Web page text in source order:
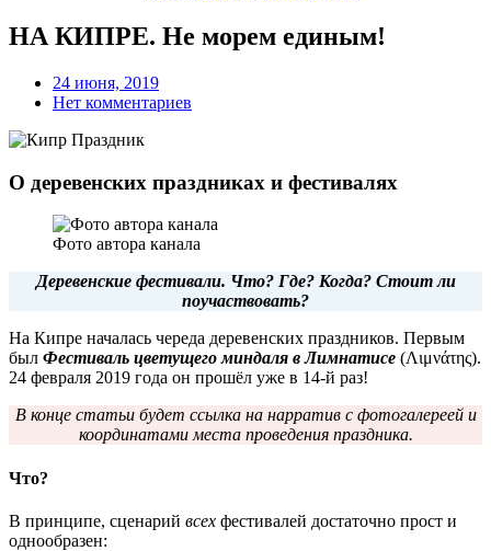
НА КИПРЕ. Не морем единым!
24 июня, 2019
Нет комментариев
О деревенских праздниках и фестивалях
Фото автора канала
Деревенские фестивали. Что? Где? Когда? Стоит ли
поучаствовать?
На Кипре началась череда деревенских праздников. Первым
был Фестиваль цветущего миндаля в Лимнатисе (Λιμνάτης).
24 февраля 2019 года он прошёл уже в 14-й раз!
В конце статьи будет ссылка на нарратив с фотогалереей и
координатами места проведения праздника.
Что?
В принципе, сценарий всех фестивалей достаточно прост и
однообразен: